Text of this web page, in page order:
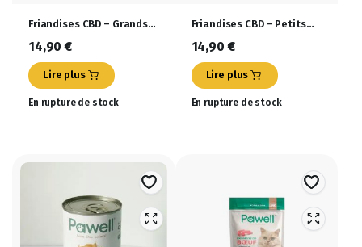
Friandises CBD – Grands
Goût Boeuf
14,90€
Lire plus
En rupture de stock
Friandises CBD – Petits
Goût Boeuf
14,90€
Lire plus
En rupture de stock